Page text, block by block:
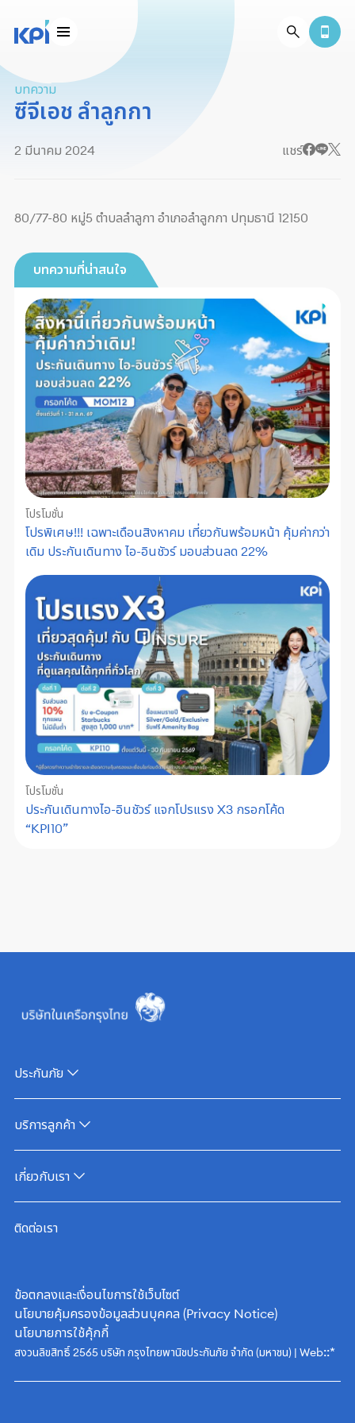
บทความ
ซีจีเอช ลำลูกกา
2 มีนาคม 2024 แชร์
80/77-80 หมู่5 ตำบลลำลูกา อำเภอลำลูกกา ปทุมธานี 12150
บทความที่น่าสนใจ
โปรโมชั่น
โปรพิเศษ!!! เฉพาะเดือนสิงหาคม เที่ยวกันพร้อมหน้า คุ้มค่ากว่า
เดิม ประกันเดินทาง ไอ-อินชัวร์ มอบส่วนลด 22%
โปรโมชั่น
ประกันเดินทางไอ-อินชัวร์ แจกโปรแรง X3 กรอกโค้ด
“KPI10”
ประกันภัย
บริการลูกค้า
เกี่ยวกับเรา
ติดต่อเรา
ข้อตกลงและเงื่อนไขการใช้เว็บไซต์
นโยบายคุ้มครองข้อมูลส่วนบุคคล (Privacy Notice)
นโยบายการใช้คุ้กกี้
สงวนลิขสิทธิ์ 2565 บริษัท กรุงไทยพานิชประกันภัย จำกัด (มหาชน) | Web::*